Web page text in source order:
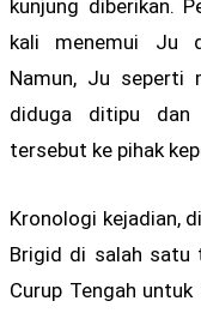
kunjung diberikan.
kali menemui Ju
Namun, Ju seperti
diduga ditipu dan
tersebut ke pihak
Kronologi kejadian,
Brigid di salah satu
Curup Tengah